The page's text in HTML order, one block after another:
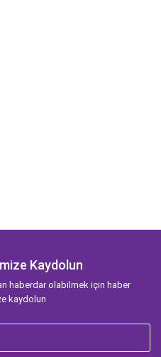
Kaydolun
haberdar olabilmek için haber
kaydolun